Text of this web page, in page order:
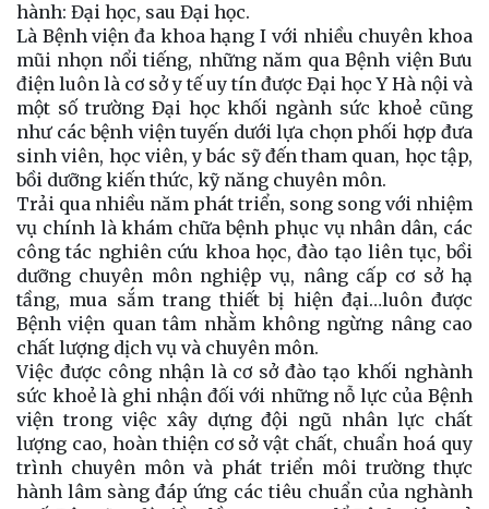
hành: Đại học, sau Đại học.
Là Bệnh viện đa khoa hạng I với nhiều chuyên khoa
mũi nhọn nổi tiếng, những năm qua Bệnh viện Bưu
điện luôn là cơ sở y tế uy tín được Đại học Y Hà nội và
một số trường Đại học khối ngành sức khoẻ cũng
như các bệnh viện tuyến dưới lựa chọn phối hợp đưa
sinh viên, học viên, y bác sỹ đến tham quan, học tập,
bồi dưỡng kiến thức, kỹ năng chuyên môn.
Trải qua nhiều năm phát triển, song song với nhiệm
vụ chính là khám chữa bệnh phục vụ nhân dân, các
công tác nghiên cứu khoa học, đào tạo liên tục, bồi
dưỡng chuyên môn nghiệp vụ, nâng cấp cơ sở hạ
tầng, mua sắm trang thiết bị hiện đại…luôn được
Bệnh viện quan tâm nhằm không ngừng nâng cao
chất lượng dịch vụ và chuyên môn.
Việc được công nhận là cơ sở đào tạo khối nghành
sức khoẻ là ghi nhận đối với những nỗ lực của Bệnh
viện trong việc xây dựng đội ngũ nhân lực chất
lượng cao, hoàn thiện cơ sở vật chất, chuẩn hoá quy
trình chuyên môn và phát triển môi trường thực
hành lâm sàng đáp ứng các tiêu chuẩn của nghành